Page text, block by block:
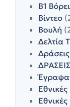
Β1
Βίντεο
Βουλή
Δελτία
Δράσεις